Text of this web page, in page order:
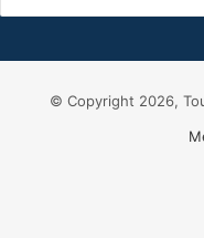
© Copyright 2026,